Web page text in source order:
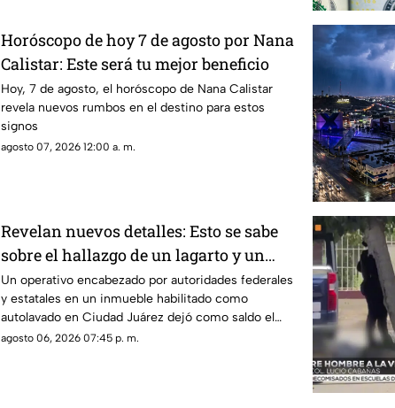
Horóscopo de hoy 7 de agosto por Nana
Calistar: Este será tu mejor beneficio
Hoy, 7 de agosto, el horóscopo de Nana Calistar
revela nuevos rumbos en el destino para estos
signos
agosto 07, 2026 12:00 a. m.
Revelan nuevos detalles: Esto se sabe
sobre el hallazgo de un lagarto y un
tigre de bengala en un autolavado de
Juárez
Un operativo encabezado por autoridades federales
y estatales en un inmueble habilitado como
autolavado en Ciudad Juárez dejó como saldo el
aseguramiento de un tigre de bengala, un cocodrilo
agosto 06, 2026 07:45 p. m.